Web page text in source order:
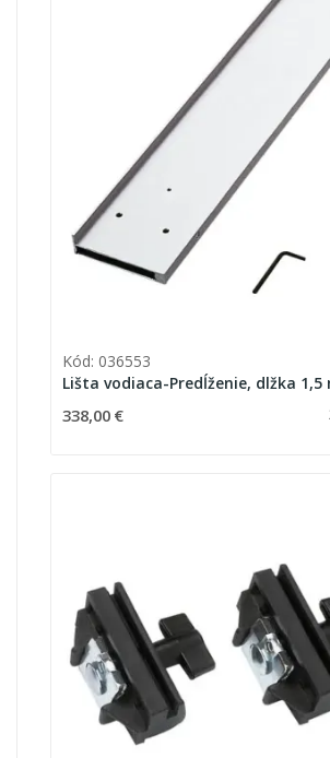
Kód: 036553
Lišta vodiaca-Predĺženie, dlžka 1,5
338,00 €